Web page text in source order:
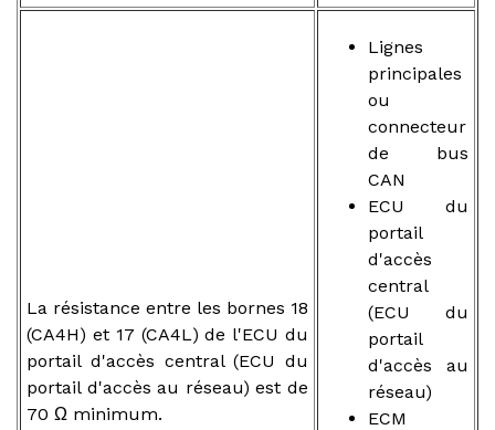
La résistance entre les bornes 18
(CA4H) et 17 (CA4L) de l'ECU du
portail d'accès central (ECU du
portail d'accès au réseau) est de
70 Ω minimum.
Lignes
principales
ou
connecteur
de bus
CAN
ECU du
portail
d'accès
central
(ECU du
portail
d'accès au
réseau)
ECM